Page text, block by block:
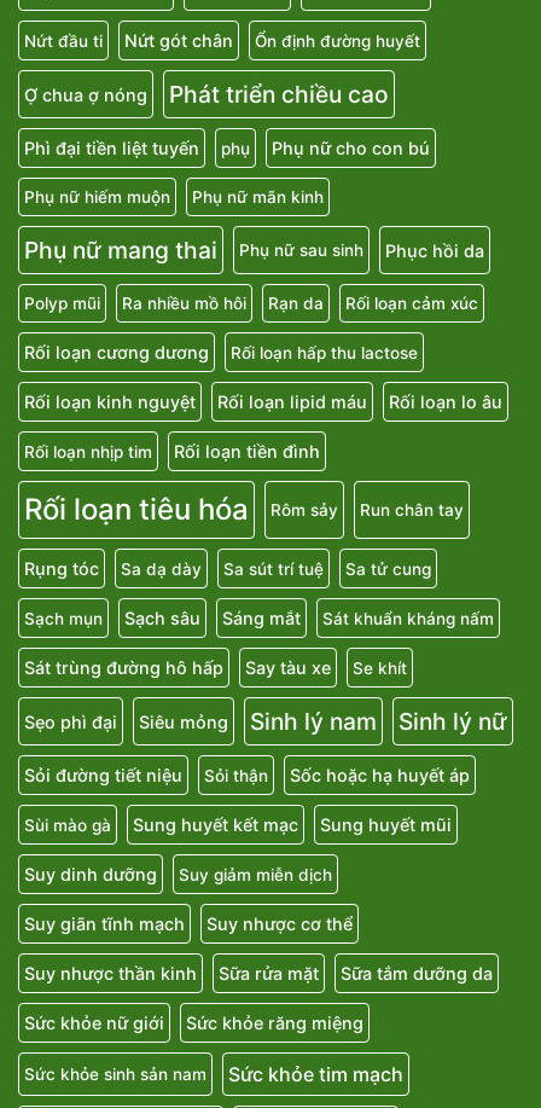
Nứt đầu ti Nứt gót chân Ổn định đường huyết
Ợ chua ợ nóng Phát triển chiều cao
Phì đại tiền liệt tuyến phụ Phụ nữ cho con bú
Phụ nữ hiếm muộn Phụ nữ mãn kinh
Phụ nữ mang thai Phụ nữ sau sinh Phục hồi da
Polyp mũi Ra nhiều mồ hôi Rạn da Rối loạn cảm xúc
Rối loạn cương dương Rối loạn hấp thu lactose
Rối loạn kinh nguyệt Rối loạn lipid máu Rối loạn lo âu
Rối loạn nhịp tim Rối loạn tiền đình
Rối loạn tiêu hóa Rôm sảy Run chân tay
Rụng tóc Sa dạ dày Sa sút trí tuệ Sa tử cung
Sạch mụn Sạch sâu Sáng mắt Sát khuẩn kháng nấm
Sát trùng đường hô hấp Say tàu xe Se khít
Sẹo phì đại Siêu mỏng Sinh lý nam Sinh lý nữ
Sỏi đường tiết niệu Sỏi thận Sốc hoặc hạ huyết áp
Sùi mào gà Sung huyết kết mạc Sung huyết mũi
Suy dinh dưỡng Suy giảm miễn dịch
Suy giãn tĩnh mạch Suy nhược cơ thể
Suy nhược thần kinh Sữa rửa mặt Sữa tắm dưỡng da
Sức khỏe nữ giới Sức khỏe răng miệng
Sức khỏe sinh sản nam Sức khỏe tim mạch